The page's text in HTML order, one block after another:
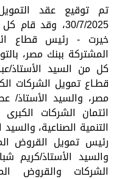
تم توقيع عقد
30/7/2025، وقد
خيرت - رئيس قطاع
المشتركة ببنك مصر،
كل من السيد الأستاذ/
مصر، والسيد
ائتمان الشركات
التنمية الصناعية،
رئيس تمويل القروض
والسيد الأستاذ/كريم
الشركات والقروض